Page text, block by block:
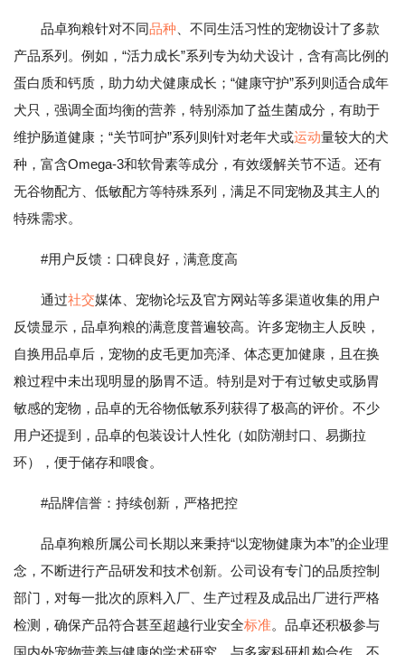
品卓狗粮针对不同品种 、不同生活习性的宠物设计了多款
产品系列。例如，“活力成长”系列专为幼犬设计，含有高比例的
蛋白质和钙质，助力幼犬健康成长；“健康守护”系列则适合成年
犬只，强调全面均衡的营养，特别添加了益生菌成分，有助于
维护肠道健康；“关节呵护”系列则针对老年犬或运动量较大的犬
种，富含Omega-3和软骨素等成分，有效缓解关节不适。还有
无谷物配方、低敏配方等特殊系列，满足不同宠物及其主人的
特殊需求。
#用户反馈：口碑良好，满意度高
通过社交媒体、宠物论坛及官方网站等多渠道收集的用户
反馈显示，品卓狗粮的满意度普遍较高。许多宠物主人反映，
自换用品卓后，宠物的皮毛更加亮泽、体态更加健康，且在换
粮过程中未出现明显的肠胃不适。特别是对于有过敏史或肠胃
敏感的宠物，品卓的无谷物低敏系列获得了极高的评价。不少
用户还提到，品卓的包装设计人性化（如防潮封口、易撕拉
环），便于储存和喂食。
#品牌信誉：持续创新，严格把控
品卓狗粮所属公司长期以来秉持“以宠物健康为本”的企业理
念，不断进行产品研发和技术创新。公司设有专门的品质控制
部门，对每一批次的原料入厂、生产过程及成品出厂进行严格
检测，确保产品符合甚至超越行业安全标准。品卓还积极参与
国内外宠物营养与健康的学术研究，与多家科研机构合作，不